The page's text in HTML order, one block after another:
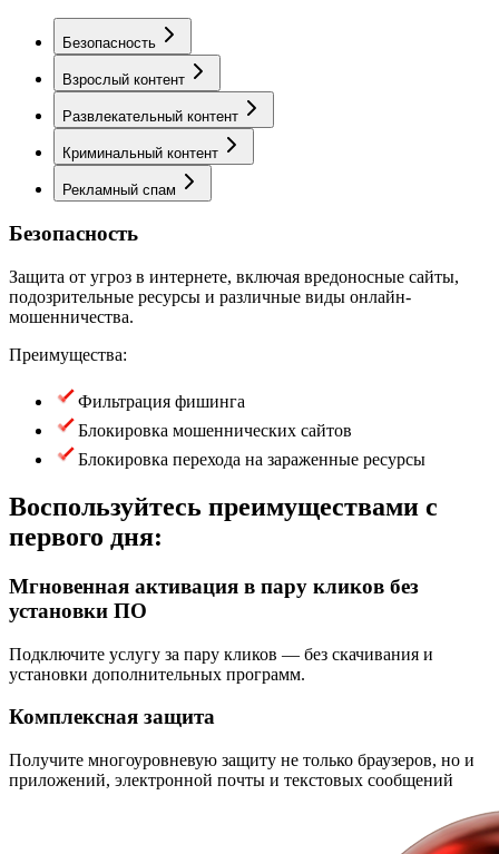
Безопасность
Взрослый контент
Развлекательный контент
Криминальный контент
Рекламный спам
Безопасность
Защита от угроз в интернете, включая вредоносные сайты,
подозрительные ресурсы и различные виды онлайн-
мошенничества.
Преимущества:
Фильтрация фишинга
Блокировка мошеннических сайтов
Блокировка перехода на зараженные ресурсы
Воспользуйтесь преимуществами с
первого дня:
Мгновенная активация в пару кликов без
установки ПО
Подключите услугу за пару кликов — без скачивания и
установки дополнительных программ.
Комплексная защита
Получите многоуровневую защиту не только браузеров, но и
приложений, электронной почты и текстовых сообщений